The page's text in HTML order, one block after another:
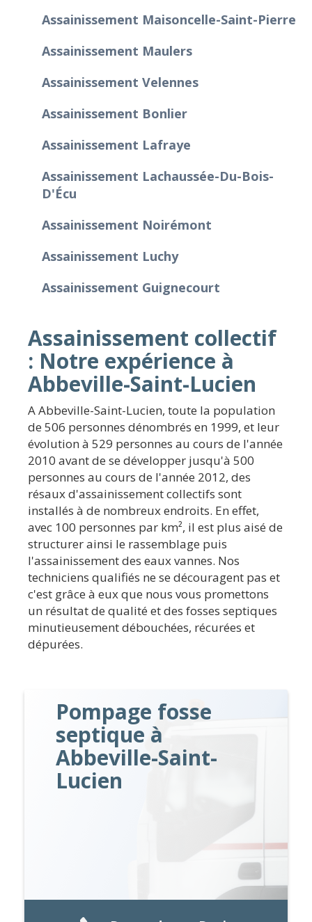
Assainissement Maisoncelle-Saint-Pierre
Assainissement Maulers
Assainissement Velennes
Assainissement Bonlier
Assainissement Lafraye
Assainissement Lachaussée-Du-Bois-
D'Écu
Assainissement Noirémont
Assainissement Luchy
Assainissement Guignecourt
Assainissement collectif
: Notre expérience à
Abbeville-Saint-Lucien
A Abbeville-Saint-Lucien, toute la population
de 506 personnes dénombrés en 1999, et leur
évolution à 529 personnes au cours de l'année
2010 avant de se développer jusqu'à 500
personnes au cours de l'année 2012, des
résaux d'assainissement collectifs sont
installés à de nombreux endroits. En effet,
avec 100 personnes par km², il est plus aisé de
structurer ainsi le rassemblage puis
l'assainissement des eaux vannes. Nos
techniciens qualifiés ne se découragent pas et
c'est grâce à eux que nous vous promettons
un résultat de qualité et des fosses septiques
minutieusement débouchées, récurées et
dépurées.
Pompage fosse
septique à
Abbeville-Saint-
Lucien